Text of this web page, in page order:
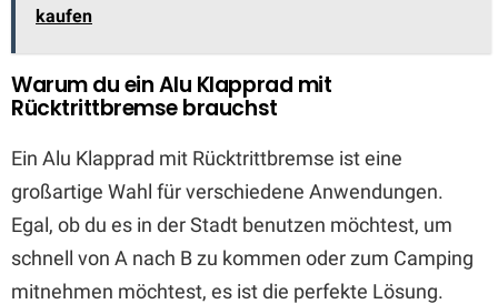
kaufen
Warum du ein Alu Klapprad mit
Rücktrittbremse brauchst
Ein Alu Klapprad mit Rücktrittbremse ist eine
großartige Wahl für verschiedene Anwendungen.
Egal, ob du es in der Stadt benutzen möchtest, um
schnell von A nach B zu kommen oder zum Camping
mitnehmen möchtest, es ist die perfekte Lösung.